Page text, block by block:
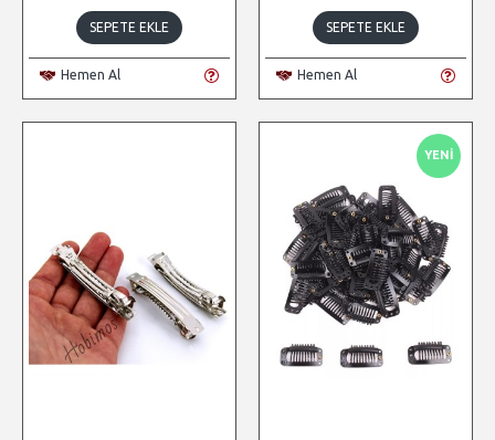
SEPETE EKLE
Hemen Al
SEPETE EKLE
Hemen Al
YENI